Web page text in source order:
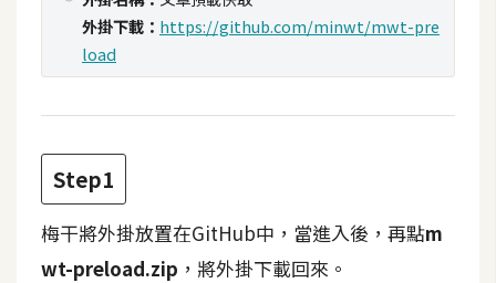
攝
手
影
器
外掛下載： https://github.com/minwt/mwt-pre
load
Step1
梅干將外掛放置在GitHub中，當進入後，再點m
wt-preload.zip ，將外掛下載回來。